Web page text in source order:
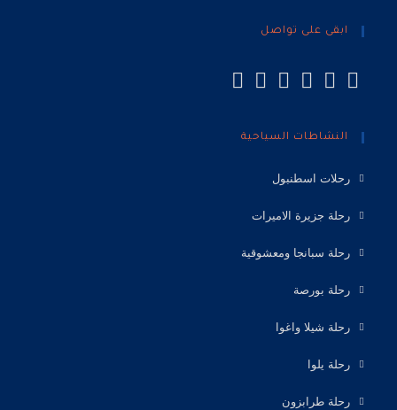
ابقى على تواصل
النشاطات السياحية
رحلات اسطنبول
رحلة جزيرة الاميرات
رحلة سبانجا ومعشوقية
رحلة بورصة
رحلة شيلا واغوا
رحلة يلوا
رحلة طرابزون